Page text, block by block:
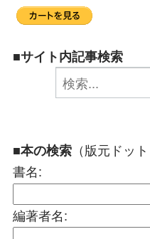
■サイト内記事検索
■本の検索 （版元ドット
書名:
編著者名: